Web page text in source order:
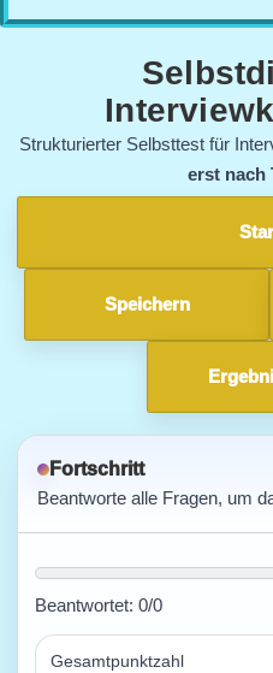
Strukturierter Selbsttest für
erst nach
Speichern
Fortschritt
Beantworte alle Fragen, um
Beantwortet: 0/0
Gesamtpunktzahl